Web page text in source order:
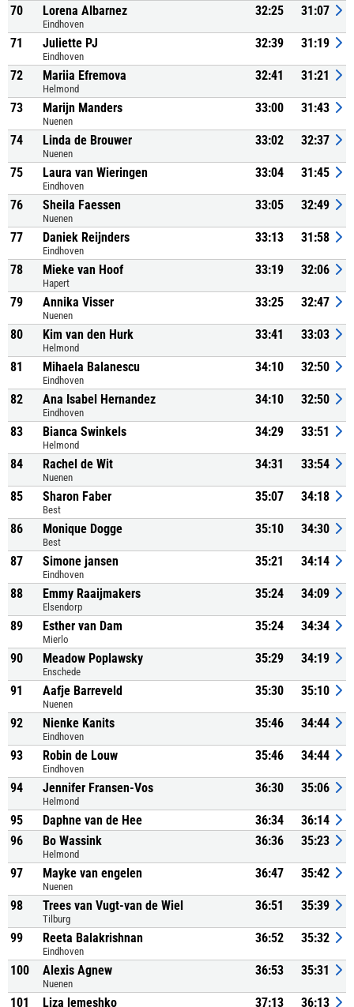
70 Lorena Albarnez
Eindhoven
32:25 31:07
71 Juliette PJ
Eindhoven
32:39 31:19
72 Mariia Efremova
Helmond
32:41 31:21
73 Marijn Manders
Nuenen
33:00 31:43
74 Linda de Brouwer
Nuenen
33:02 32:37
75 Laura van Wieringen
Eindhoven
33:04 31:45
76 Sheila Faessen
Nuenen
33:05 32:49
77 Daniek Reijnders
Eindhoven
33:13 31:58
78 Mieke van Hoof
Hapert
33:19 32:06
79 Annika Visser
Nuenen
33:25 32:47
80 Kim van den Hurk
Helmond
33:41 33:03
81 Mihaela Balanescu
Eindhoven
34:10 32:50
82 Ana Isabel Hernandez
Eindhoven
34:10 32:50
83 Bianca Swinkels
Helmond
34:29 33:51
84 Rachel de Wit
Nuenen
34:31 33:54
85 Sharon Faber
Best
35:07 34:18
86 Monique Dogge
Best
35:10 34:30
87 Simone jansen
Eindhoven
35:21 34:14
88 Emmy Raaijmakers
Elsendorp
35:24 34:09
89 Esther van Dam
Mierlo
35:24 34:34
90 Meadow Poplawsky
Enschede
35:29 34:19
91 Aafje Barreveld
Nuenen
35:30 35:10
92 Nienke Kanits
Eindhoven
35:46 34:44
93 Robin de Louw
Eindhoven
35:46 34:44
94 Jennifer Fransen-Vos
Helmond
36:30 35:06
95 Daphne van de Hee 36:34
36:14
96
Bo Wassink
Helmond
36:36 35:23
97 Mayke van engelen
Nuenen
36:47 35:42
98 Trees van Vugt-van de Wiel
Tilburg
36:51 35:39
99 Reeta Balakrishnan
Eindhoven
36:52 35:32
100 Alexis Agnew
Nuenen
36:53 35:31
101 Liza lemeshko 37:13 36:13